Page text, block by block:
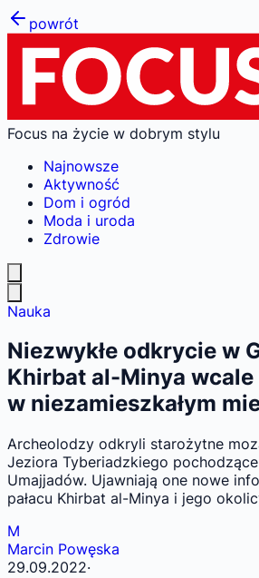
powrót
Focus na życie w dobrym stylu
Najnowsze
Aktywność
Dom i ogród
Moda i uroda
Zdrowie
Nauka
Niezwykłe odkrycie w
Khirbat al-Minya wcale
w niezamieszkałym
Archeolodzy odkryli starożytne
Jeziora Tyberiadzkiego
Umajjadów. Ujawniają one nowe
pałacu Khirbat al-Minya i jego
M
Marcin Powęska
29.09.2022·